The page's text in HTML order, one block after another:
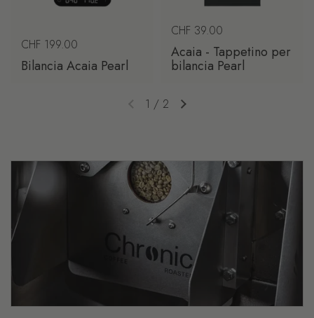
Prezzo di listino
CHF 199.00
Bilancia Acaia Pearl
Prezzo di listino
CHF 39.00
Acaia - Tappetino per
bilancia Pearl
Diapositiva precedenteDiapositiva successiva
1 / 2